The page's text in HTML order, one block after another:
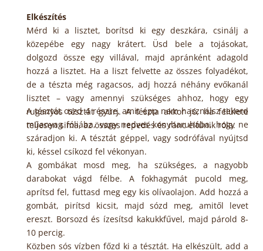
Elkészítés
Mérd ki a lisztet, borítsd ki egy deszkára, csinálj a
közepébe egy nagy krátert. Üsd bele a tojásokat,
dolgozd össze egy villával, majd apránként adagold
hozzá a lisztet. Ha a liszt felvette az összes folyadékot,
de a tészta még ragacsos, adj hozzá néhány evőkanál
lisztet – vagy amennyi szükséges ahhoz, hogy egy
ruganyos tésztát gyúrj. A tészta akkor jó, ha felülete
teljesen sima, az összes repedés és ránc eltűnik róla.
A tésztát oszd 4 részre, amit épp nem használsz tekerd
műanyag fóliába, vagy nedves konyharuhába, hogy ne
száradjon ki. A tésztát géppel, vagy sodrófával nyújtsd
ki, késsel csíkozd fel vékonyan.
A gombákat mosd meg, ha szükséges, a nagyobb
darabokat vágd félbe. A fokhagymát pucold meg,
aprítsd fel, futtasd meg egy kis olívaolajon. Add hozzá a
gombát, pirítsd kicsit, majd sózd meg, amitől levet
ereszt. Borsozd és ízesítsd kakukkfűvel, majd párold 8-
10 percig.
Közben sós vízben főzd ki a tésztát. Ha elkészült, add a